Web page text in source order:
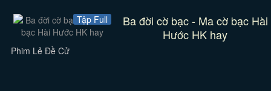
Tập Full
Ba đời cờ bạc - Ma cờ bạc Hài
Hước HK hay
Phim Lẻ Đề Cử